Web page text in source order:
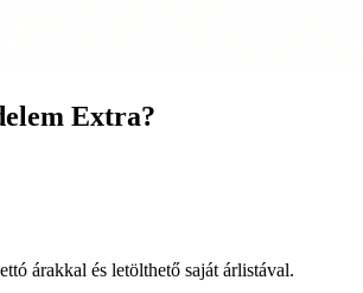
Extra?
árakkal és letölthető saját árlistával.